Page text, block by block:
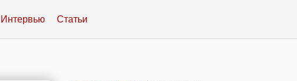
Интервью Статьи